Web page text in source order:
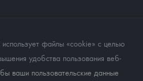
файлы «cookie» с целью
удобства пользования веб-
ваши пользовательские данные